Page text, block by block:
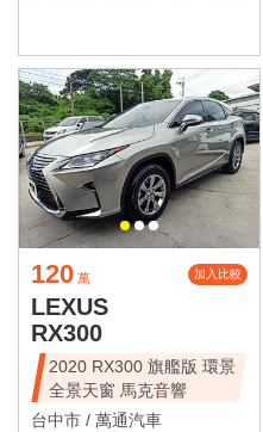
120 萬 加入比較
LEXUS
RX300
2020 RX300 旗艦版 環景
全景天窗 馬克音響
台中市 / 萬通汽車